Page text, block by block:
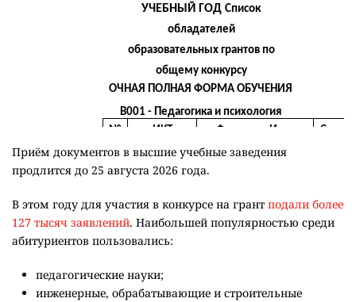
Приём документов в высшие учебные заведения
продлится до 25 августа 2026 года.
В этом году для участия в конкурсе на грант подали более
127 тысяч заявлений. Наибольшей популярностью среди
абитуриентов пользовались:
педагогические науки;
инженерные, обрабатывающие и строительные